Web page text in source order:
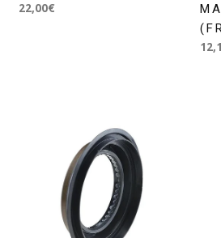
22,00€